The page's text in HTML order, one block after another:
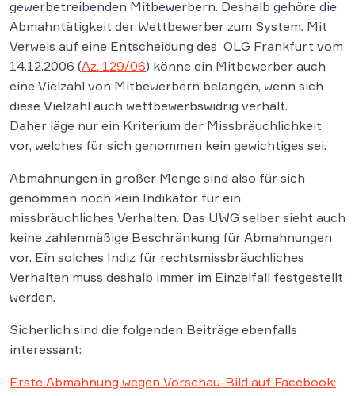
gewerbetreibenden Mitbewerbern. Deshalb gehöre die
Abmahntätigkeit der Wettbewerber zum System. Mit
Verweis auf eine Entscheidung des OLG Frankfurt vom
14.12.2006 (Az. 129/06) könne ein Mitbewerber auch
eine Vielzahl von Mitbewerbern belangen, wenn sich
diese Vielzahl auch wettbewerbswidrig verhält.
Daher läge nur ein Kriterium der Missbräuchlichkeit
vor, welches für sich genommen kein gewichtiges sei.
Abmahnungen in großer Menge sind also für sich
genommen noch kein Indikator für ein
missbräuchliches Verhalten. Das UWG selber sieht auch
keine zahlenmäßige Beschränkung für Abmahnungen
vor. Ein solches Indiz für rechtsmissbräuchliches
Verhalten muss deshalb immer im Einzelfall festgestellt
werden.
Sicherlich sind die folgenden Beiträge ebenfalls
interessant:
Erste Abmahnung wegen Vorschau-Bild auf Facebook: